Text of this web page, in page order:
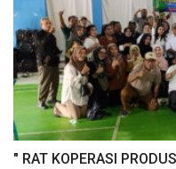
" RAT KOPERASI